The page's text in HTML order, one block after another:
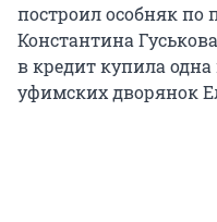
построил особняк по
Константина
в кредит купила
уфимских дворянок